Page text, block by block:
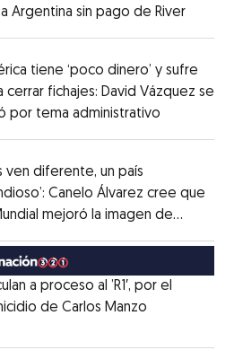
Argentina sin pago de RiverOpens
tiene ‘poco dinero’ y sufre
cerrar fichajes: David Vázquez se
por tema administrativo
ven diferente, un país
Canelo Álvarez cree que
mejoró la imagen de
Opens in new window
a proceso al ’R1′, por el
de Carlos Manzo